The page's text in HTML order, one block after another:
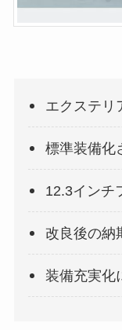
エクステリ
標準装備化
12.3インチ
改良後の納
装備充実化